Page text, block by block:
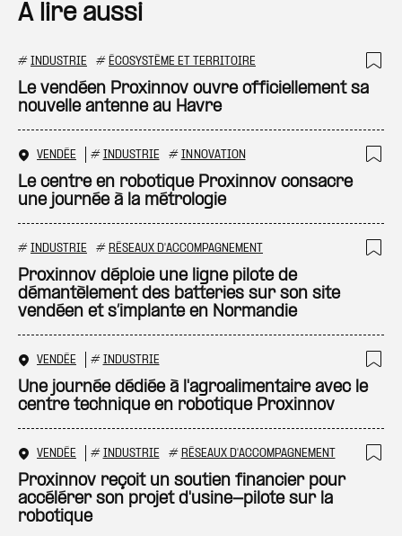
A lire aussi
# INDUSTRIE # ÉCOSYSTÈME ET TERRITOIRE
Le vendéen Proxinnov ouvre officiellement sa
nouvelle antenne au Havre
VENDÉE # INDUSTRIE # INNOVATION
Le centre en robotique Proxinnov consacre
une journée à la métrologie
# INDUSTRIE # RÉSEAUX D'ACCOMPAGNEMENT
Proxinnov déploie une ligne pilote de
démantèlement des batteries sur son site
vendéen et s’implante en Normandie
VENDÉE # INDUSTRIE
Une journée dédiée à l'agroalimentaire avec le
centre technique en robotique Proxinnov
VENDÉE # INDUSTRIE # RÉSEAUX D'ACCOMPAGNEMENT
Proxinnov reçoit un soutien financier pour
accélérer son projet d'usine-pilote sur la
robotique